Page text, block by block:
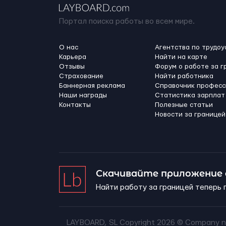
Портал поиска работы во всем мире.
О нас
Карьера
Отзывы
Страхование
Баннерная реклама
Наши награды
Контакты
Агентства по
Найти на карте
Форум о работе за
Найти работника
Справочник
Статистика зарплат
Полезные статьи
Новости за границей
Скачивайте
Найти работу за границей теперь
LAYBOARD, SL Copyright 2026 © Company